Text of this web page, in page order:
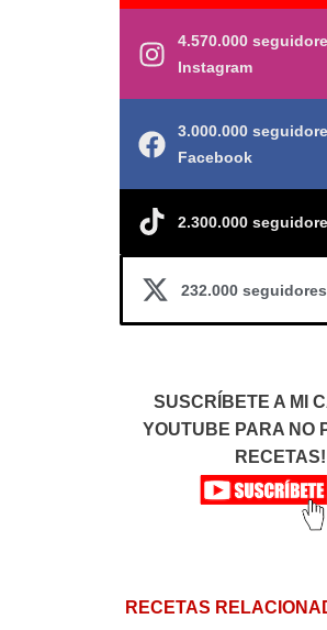
4.570.000
Instagram
3.000.000
Facebook
2.300.000
232.000
SUSCRÍBETE A MI
YOUTUBE PARA NO
RECETAS!
RECETAS